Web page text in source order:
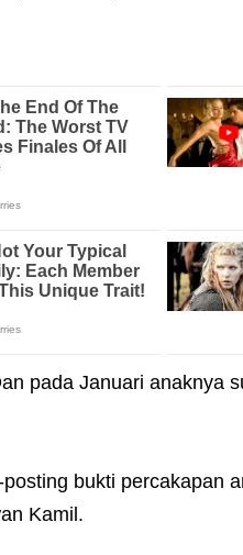
pada Januari anaknya
bukti percakapan
Kamil.